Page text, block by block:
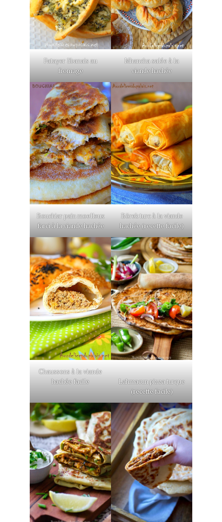
Fatayer libanais au
fromage
Mhancha salée à la
viande hachée
Bouchiar pain moelleux
farci à la viande hachée
Börek turc à la viande
hachée (recette facile)
Chaussons à la viande
hachée facile
Lahmacun pizza turque
(recette facile)